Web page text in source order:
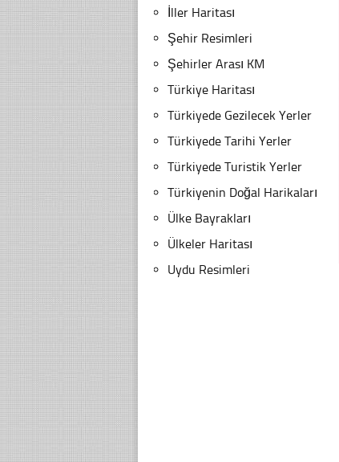
İller Haritası
Şehir Resimleri
Şehirler Arası KM
Türkiye Haritası
Türkiyede Gezilecek Yerler
Türkiyede Tarihi Yerler
Türkiyede Turistik Yerler
Türkiyenin Doğal Harikaları
Ülke Bayrakları
Ülkeler Haritası
Uydu Resimleri